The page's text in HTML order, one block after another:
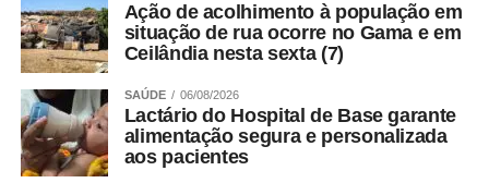
Ação de acolhimento à população em
situação de rua ocorre no Gama e em
Ceilândia nesta sexta (7)
SAÚDE 06/08/2026
Lactário do Hospital de Base garante
alimentação segura e personalizada
aos pacientes